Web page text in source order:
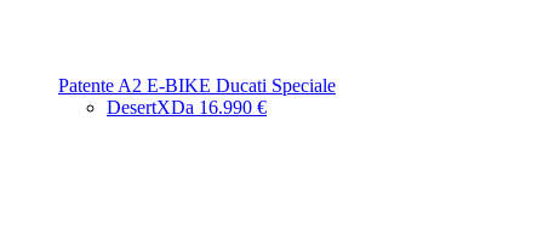
Patente A2 E-BIKE Ducati Speciale
DesertXDa 16.990 €